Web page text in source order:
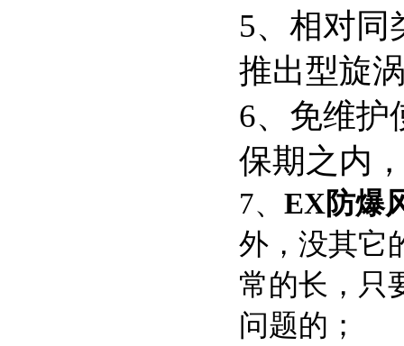
5、相对同
推出型
6、免维护
保期之
7、 EX防爆
外，没其它
常的长，只
问题的